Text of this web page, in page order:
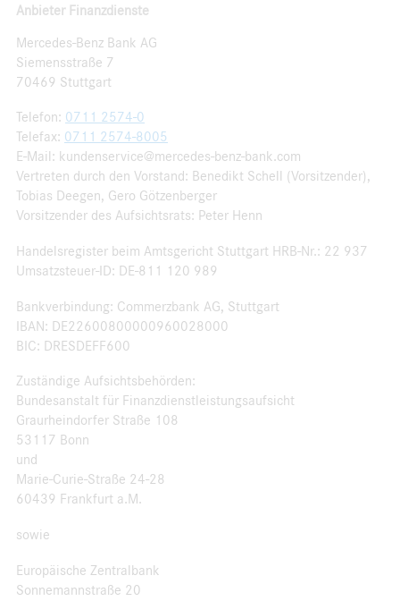
Anbieter Finanzdienste
Mercedes-Benz Bank AG
Siemensstraße 7
70469 Stuttgart
Telefon: 0711 2574-0
Telefax: 0711 2574-8005
E-Mail: kundenservice@mercedes-benz-bank.com
Vertreten durch den Vorstand: Benedikt Schell (Vorsitzender),
Tobias Deegen, Gero Götzenberger
Vorsitzender des Aufsichtsrats: Peter Henn
Handelsregister beim Amtsgericht Stuttgart HRB-Nr.: 22 937
Umsatzsteuer-ID: DE-811 120 989
Bankverbindung: Commerzbank AG, Stuttgart
IBAN: DE22600800000960028000
BIC: DRESDEFF600
Zuständige Aufsichtsbehörden:
Bundesanstalt für Finanzdienstleistungsaufsicht
Graurheindorfer Straße 108
53117 Bonn
und
Marie-Curie-Straße 24-28
60439 Frankfurt a.M.
sowie
Europäische Zentralbank
Sonnemannstraße 20